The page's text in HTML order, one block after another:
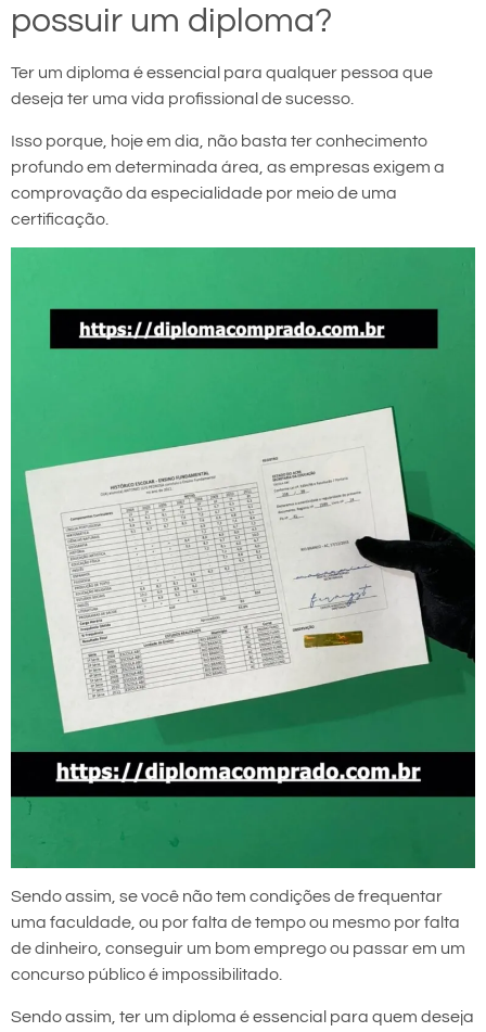
possuir um diploma?
Ter um diploma é essencial para qualquer pessoa que
deseja ter uma vida profissional de sucesso.
Isso porque, hoje em dia, não basta ter conhecimento
profundo em determinada área, as empresas exigem a
comprovação da especialidade por meio de uma
certificação.
Sendo assim, se você não tem condições de frequentar
uma faculdade, ou por falta de tempo ou mesmo por falta
de dinheiro, conseguir um bom emprego ou passar em um
concurso público é impossibilitado.
Sendo assim, ter um diploma é essencial para quem deseja